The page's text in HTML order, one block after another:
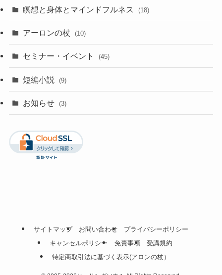
瞑想と身体とマインドフルネス (18)
アーロンの杖 (10)
セミナー・イベント (45)
短編小説 (9)
お知らせ (3)
サイトマップ お問い合わせ
プライバシーポリシー
キャンセルポリシー
免責事項
受講規約
特定商取引法に基づく表示(アロンの杖）